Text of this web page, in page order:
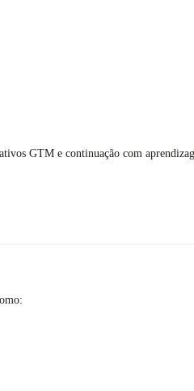
GTM e continuação com